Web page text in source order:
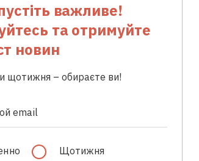
важливе!
та отримуйте
новин
щотижня – обираєте ви!
Щотижня